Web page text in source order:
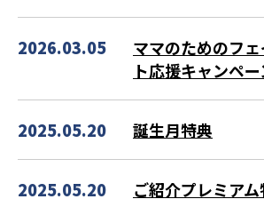
2026.03.05
ママのためのフ
ト応援キャンペー
2025.05.20 誕生月特典
2025.05.20 ご紹介プレミアム